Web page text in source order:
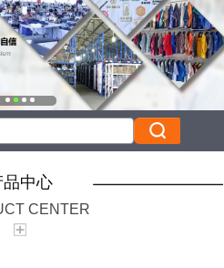
品中心
CENTER